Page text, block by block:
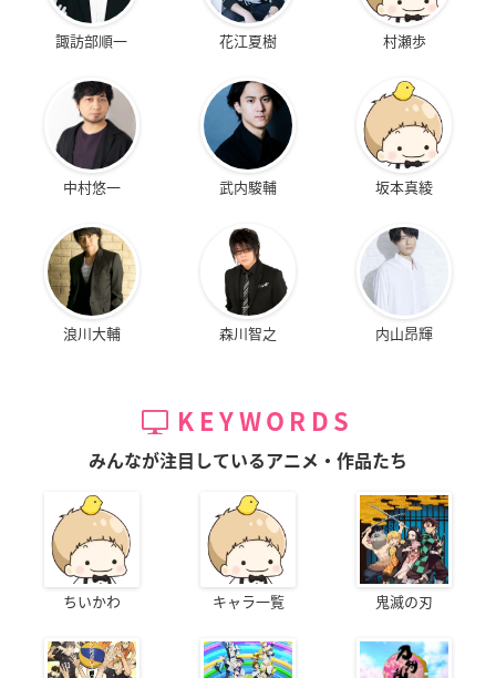
諏訪部順一 花江夏樹 村瀬歩
中村悠一 武内駿輔 坂本真綾
浪川大輔 森川智之 内山昂輝
KEYWORDS
みんなが注目しているアニメ・作品たち
ちいかわ キャラ一覧 鬼滅の刃